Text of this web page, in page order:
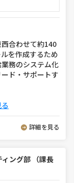
合わせて約140
を作成するため
務のシステム化
ド・サポートす
詳細を見る
ング部 （課長